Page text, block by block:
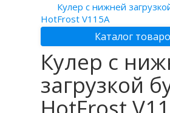
Кулер с нижней
HotFrost V115A
Каталог
Кулер с
загрузкой